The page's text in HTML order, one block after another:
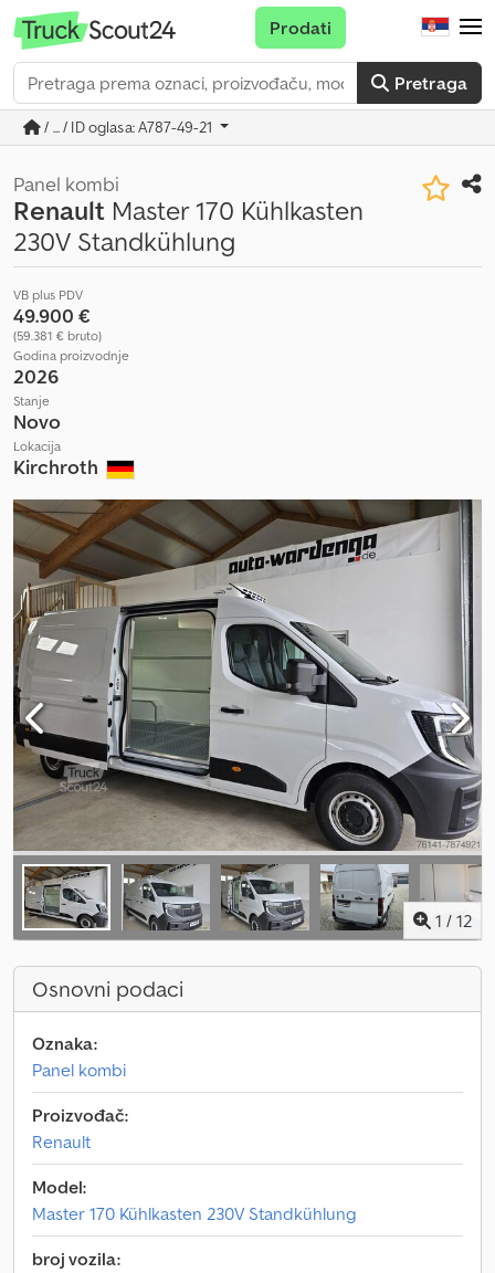
Pretraga
Prodati
/ ... / ID oglasa: A787-49-21
Panel kombi
Renault Master 170 Kühlkasten
230V Standkühlung
VB plus PDV
49.900 €
(59.381 € bruto)
Godina proizvodnje
2026
Stanje
Novo
Lokacija
Kirchroth
1 / 12
Osnovni podaci
Oznaka:
Panel kombi
Proizvođač:
Renault
Model:
Master 170 Kühlkasten 230V Standkühlung
broj vozila: